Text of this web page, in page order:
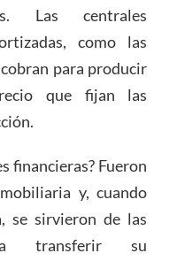
Las centrales
como las
para producir
que fijan las
financieras? Fueron
y, cuando
se sirvieron de las
transferir su